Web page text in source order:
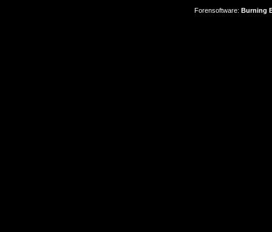
Forensoftware: Burning